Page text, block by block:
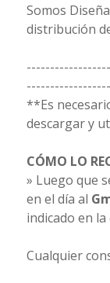
Somos
distribución
**Es
descargar y
CÓMO LO
» Luego que
en el día al
indicado en la
Cualquier